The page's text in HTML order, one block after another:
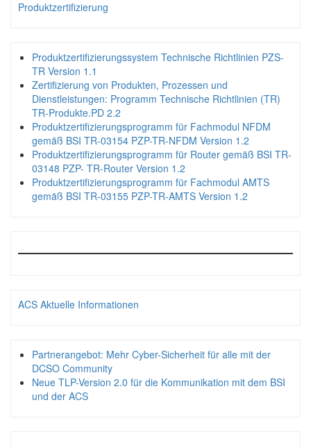
Produktzertifizierung
Produktzertifizierungssystem Technische Richtlinien PZS-
TR Version 1.1
Zertifizierung von Produkten, Prozessen und
Dienstleistungen: Programm Technische Richtlinien (TR)
TR-Produkte.PD 2.2
Produktzertifizierungsprogramm für Fachmodul NFDM
gemäß BSI TR-03154 PZP-TR-NFDM Version 1.2
Produktzertifizierungsprogramm für Router gemäß BSI TR-
03148 PZP- TR-Router Version 1.2
Produktzertifizierungsprogramm für Fachmodul AMTS
gemäß BSI TR-03155 PZP-TR-AMTS Version 1.2
ACS Aktuelle Informationen
Partnerangebot: Mehr Cyber-Sicherheit für alle mit der
DCSO Community
Neue TLP-Version 2.0 für die Kommunikation mit dem BSI
und der ACS